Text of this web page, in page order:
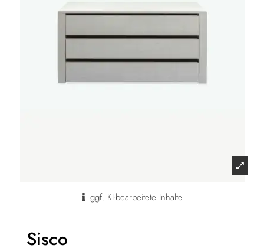
ggf. KI-bearbeitete Inhalte
Sisco